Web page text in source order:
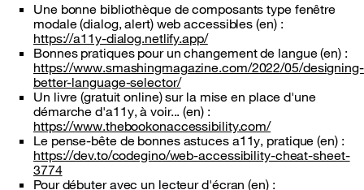
Une bonne bibliothèque de composants type fenêtre
modale (dialog, alert) web accessibles (en) :
https://a11y-dialog.netlify.app/
Bonnes pratiques pour un changement de langue (en) :
https://www.smashingmagazine.com/2022/05/designing-
better-language-selector/
Un livre (gratuit online) sur la mise en place d'une
démarche d'a11y, à voir... (en) :
https://www.thebookonaccessibility.com/
Le pense-bête de bonnes astuces a11y, pratique (en) :
https://dev.to/codegino/web-accessibility-cheat-sheet-
3774
Pour débuter avec un lecteur d'écran (en) :